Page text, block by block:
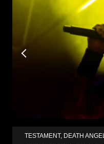
TESTAMENT, DEATH